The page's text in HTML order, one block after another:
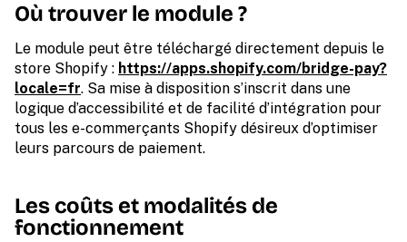
Où trouver le module ?
Le module peut être téléchargé directement depuis le
store Shopify : https://apps.shopify.com/bridge-pay?
locale=fr. Sa mise à disposition s’inscrit dans une
logique d’accessibilité et de facilité d’intégration pour
tous les e-commerçants Shopify désireux d’optimiser
leurs parcours de paiement.
Les coûts et modalités de
fonctionnement